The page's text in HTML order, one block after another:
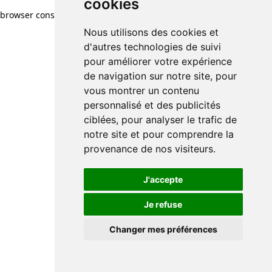
cookies
Nous utilisons des cookies et
d'autres technologies de suivi
pour améliorer votre expérience
de navigation sur notre site, pour
vous montrer un contenu
personnalisé et des publicités
ciblées, pour analyser le trafic de
notre site et pour comprendre la
provenance de nos visiteurs.
J'accepte
Je refuse
Changer mes préférences
browser console for more information)